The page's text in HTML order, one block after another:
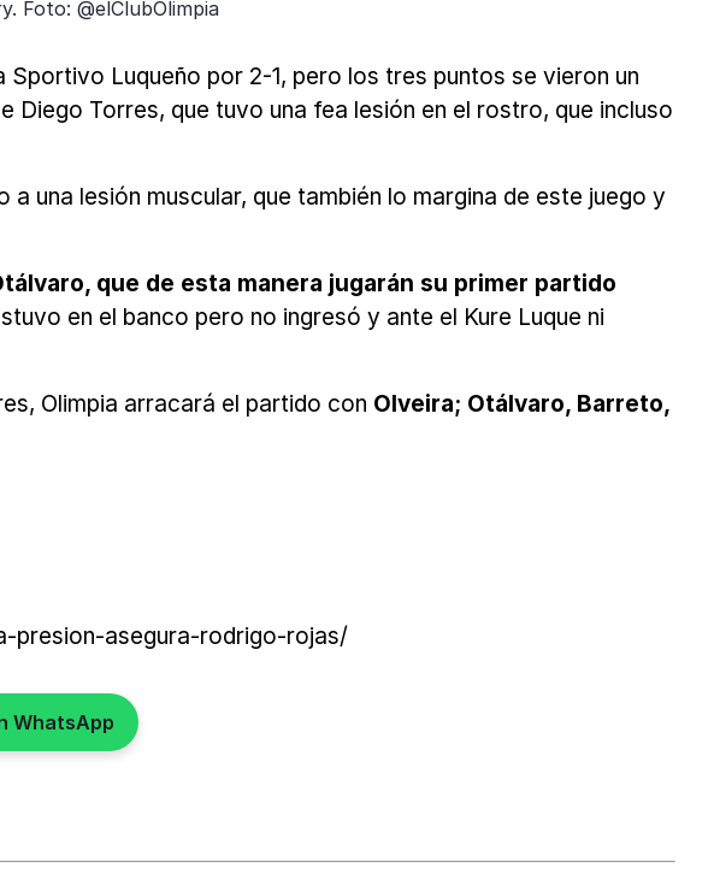
Foto: @elClubOlimpia
Luqueño por 2-1, pero los tres puntos se vieron un
Torres, que tuvo una fea lesión en el rostro, que incluso
una lesión muscular, que también lo margina de este juego y
que de esta manera jugarán su primer partido
en el banco pero no ingresó y ante el Kure Luque ni
Olimpia arracará el partido con OIveira; Otálvaro, Barreto,
presion-asegura-rodrigo-rojas/
WhatsApp